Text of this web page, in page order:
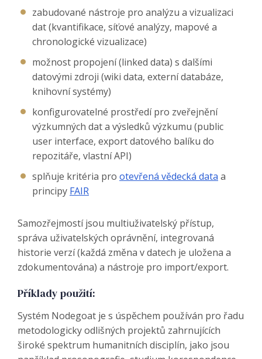
zabudované nástroje pro analýzu a vizualizaci
dat (kvantifikace, síťové analýzy, mapové a
chronologické vizualizace)
možnost propojení (linked data) s dalšími
datovými zdroji (wiki data, externí databáze,
knihovní systémy)
konfigurovatelné prostředí pro zveřejnění
výzkumných dat a výsledků výzkumu (public
user interface, export datového balíku do
repozitáře, vlastní API)
splňuje kritéria pro otevřená vědecká data a
principy FAIR
Samozřejmostí jsou multiuživatelský přístup,
správa uživatelských oprávnění, integrovaná
historie verzí (každá změna v datech je uložena a
zdokumentována) a nástroje pro import/export.
Příklady použití:
Systém Nodegoat je s úspěchem používán pro řadu
metodologicky odlišných projektů zahrnujících
široké spektrum humanitních disciplín, jako jsou